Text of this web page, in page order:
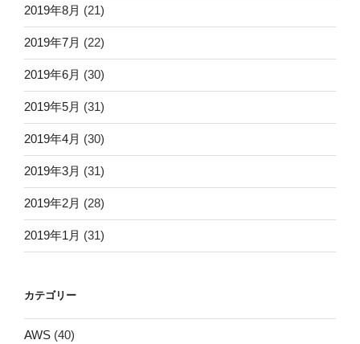
2019年8月 (21)
2019年7月 (22)
2019年6月 (30)
2019年5月 (31)
2019年4月 (30)
2019年3月 (31)
2019年2月 (28)
2019年1月 (31)
カテゴリー
AWS (40)